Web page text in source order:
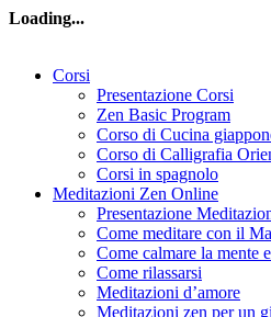
Loading...
Corsi
Presentazione Corsi
Zen Basic Program
Corso di Cucina
Corso di Calligrafia
Corsi in spagnolo
Meditazioni Zen Online
Presentazione
Come meditare con il
Come calmare la mente
Come rilassarsi
Meditazioni d’amore
Meditazioni zen per un